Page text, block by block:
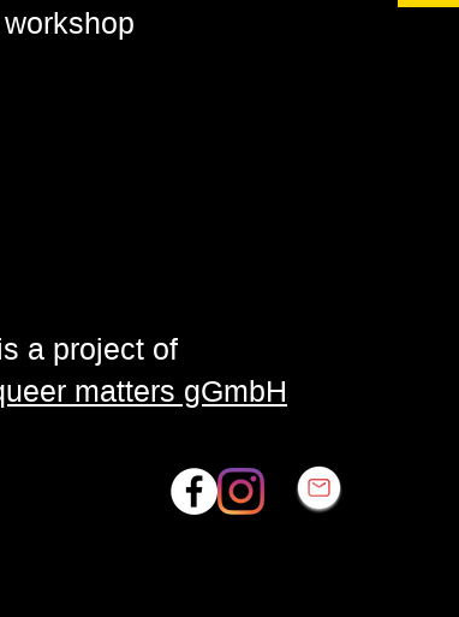
a project of
matters gGmbH